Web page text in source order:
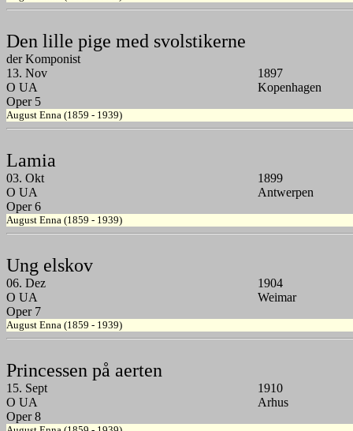
Den lille pige med svolstikerne
der Komponist
13. Nov
1897
O UA
Kopenhagen
Oper 5
August Enna (1859 - 1939)
Lamia
03. Okt
1899
O UA
Antwerpen
Oper 6
August Enna (1859 - 1939)
Ung elskov
06. Dez
1904
O UA
Weimar
Oper 7
August Enna (1859 - 1939)
Princessen på aerten
15. Sept
1910
O UA
Arhus
Oper 8